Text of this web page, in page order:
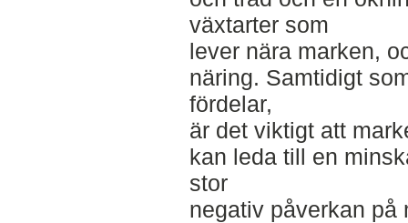
växtarter som
lever nära marken,
näring. Samtidigt
fördelar,
är det viktigt att
kan leda till en
stor
negativ påverkan på